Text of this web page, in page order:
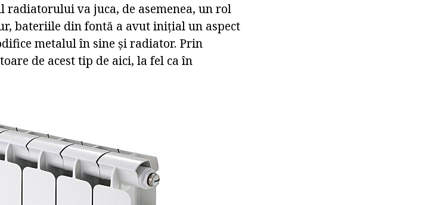
va juca, de asemenea, un rol
bateriile din fontă a avut inițial un aspect
metalul în sine și radiator. Prin
de acest tip de aici, la fel ca în